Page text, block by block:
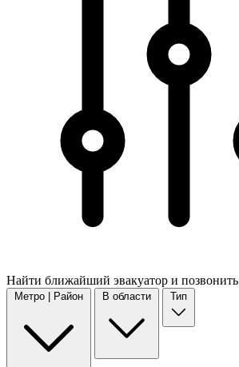
Найти ближайший эвакуатор и позвонить
Метро | Район В области Тип